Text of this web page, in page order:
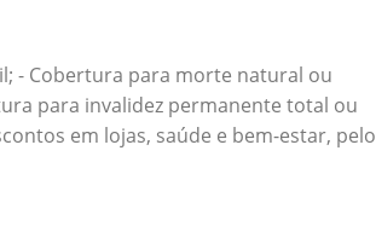
- Cobertura para morte natural ou
para invalidez permanente total ou
em lojas, saúde e bem-estar, pelo